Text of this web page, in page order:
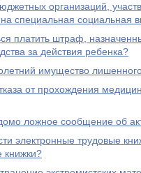
организаций,
специальная социальная
платить штраф,
за действия ребенка?
имущество
от прохождения
ложное сообщение об
электронные трудовые
книжки?